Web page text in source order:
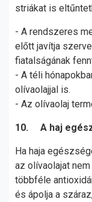
striákat is
- A rendszeres
előtt javítja
fiatalságának
- A téli
olívaolajjal is.
- Az olívaolaj
10. A haj
Ha haja
az olívaolajat
többféle
és ápolja a